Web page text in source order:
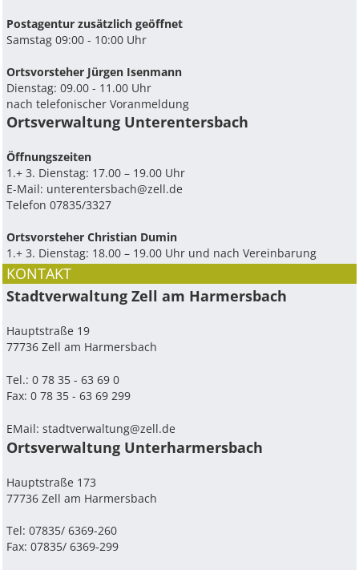
Postagentur zusätzlich geöffnet
Samstag 09:00 - 10:00 Uhr
Ortsvorsteher Jürgen Isenmann
Dienstag: 09.00 - 11.00 Uhr
nach telefonischer Voranmeldung
Ortsverwaltung Unterentersbach
Ö­ffnungszeiten
1.+ 3. Dienstag: 17.00 – 19.00 Uhr
E-Mail: unterentersbach@zell.de
Telefon 07835/3327
Ortsvorsteher Christian Dumin
1.+ 3. Dienstag: 18.00 – 19.00 Uhr und nach Vereinbarung
KONTAKT
Stadtverwaltung Zell am Harmersbach
Hauptstraße 19
77736 Zell am Harmersbach
Tel.: 0 78 35 - 63 69 0
Fax: 0 78 35 - 63 69 299
EMail:stadtverwaltung@zell.de
Ortsverwaltung Unterharmersbach
Hauptstraße 173
77736 Zell am Harmersbach
Tel: 07835/ 6369-260
Fax: 07835/ 6369-299